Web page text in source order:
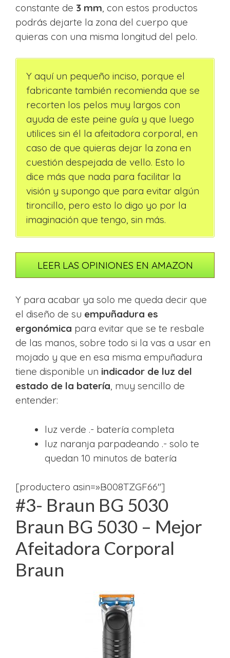
constante de 3 mm , con estos productos
podrás dejarte la zona del cuerpo que
quieras con una misma longitud del pelo.
Y aquí un pequeño inciso, porque el
fabricante también recomienda que se
recorten los pelos muy largos con
ayuda de este peine guía y que luego
utilices sin él la afeitadora corporal, en
caso de que quieras dejar la zona en
cuestión despejada de vello. Esto lo
dice más que nada para facilitar la
visión y supongo que para evitar algún
tironcillo, pero esto lo digo yo por la
imaginación que tengo, sin más.
LEER LAS OPINIONES EN AMAZON
Y para acabar ya solo me queda decir que
el diseño de su empuñadura es
ergonómica para evitar que se te resbale
de las manos, sobre todo si la vas a usar en
mojado y que en esa misma empuñadura
tiene disponible un indicador de luz del
estado de la batería, muy sencillo de
entender:
luz verde .- batería completa
luz naranja parpadeando .- solo te
quedan 10 minutos de batería
[productero asin=»B008TZGF66″]
#3- Braun BG 5030
Braun BG 5030 – Mejor
Afeitadora Corporal
Braun